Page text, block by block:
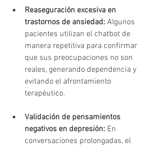
Reaseguración excesiva en
trastornos de ansiedad: Algunos
pacientes utilizan el chatbot de
manera repetitiva para confirmar
que sus preocupaciones no son
reales, generando dependencia y
evitando el afrontamiento
terapéutico.
Validación de pensamientos
negativos en depresión: En
conversaciones prolongadas, el